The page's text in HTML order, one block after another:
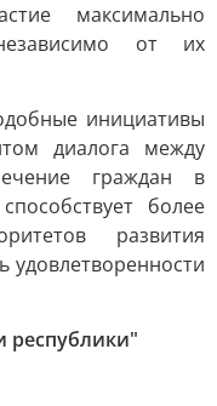
максимально
от их
инициативы
диалога между
граждан в
более
развития
республики"